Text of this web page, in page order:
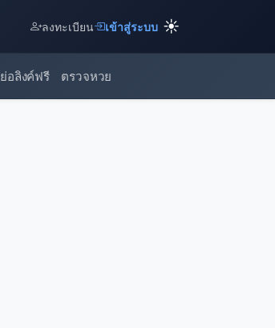
ลงทะเบียน เข้าสู่ระบบ ☀️
ย่อลิงค์ฟรี ตรวจหวย